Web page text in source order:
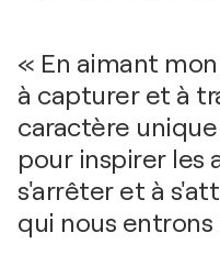
« En aimant
à capturer et à
caractère
pour inspirer les
s'arrêter et à
qui nous